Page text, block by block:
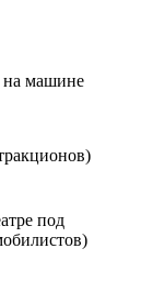
на машине
под